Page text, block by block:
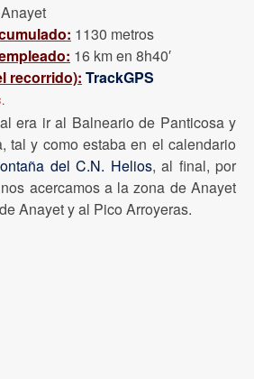
1130 metros
16 km en 8h40′
recorrido): TrackGPS
era ir al Balneario de Panticosa y
tal y como estaba en el calendario
del C.N. Helios, al final, por
acercamos a la zona de Anayet
Anayet y al Pico Arroyeras.